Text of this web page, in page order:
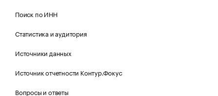
Поиск по ИНН
Статистика и аудитория
Источники данных
Источник отчетности Контур.Фокус
Вопросы и ответы